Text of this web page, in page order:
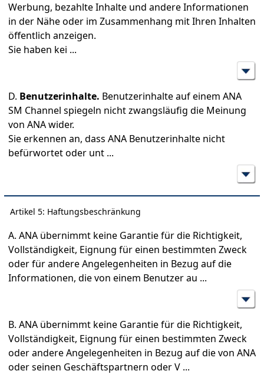
Werbung, bezahlte Inhalte und andere Informationen
in der Nähe oder im Zusammenhang mit Ihren Inhalten
öffentlich anzeigen.
Sie haben kei ...
D. Benutzerinhalte. Benutzerinhalte auf einem ANA
SM Channel spiegeln nicht zwangsläufig die Meinung
von ANA wider.
Sie erkennen an, dass ANA Benutzerinhalte nicht
befürwortet oder unt ...
Artikel 5: Haftungsbeschränkung
A. ANA übernimmt keine Garantie für die Richtigkeit,
Vollständigkeit, Eignung für einen bestimmten Zweck
oder für andere Angelegenheiten in Bezug auf die
Informationen, die von einem Benutzer au ...
B. ANA übernimmt keine Garantie für die Richtigkeit,
Vollständigkeit, Eignung für einen bestimmten Zweck
oder andere Angelegenheiten in Bezug auf die von ANA
oder seinen Geschäftspartnern oder V ...